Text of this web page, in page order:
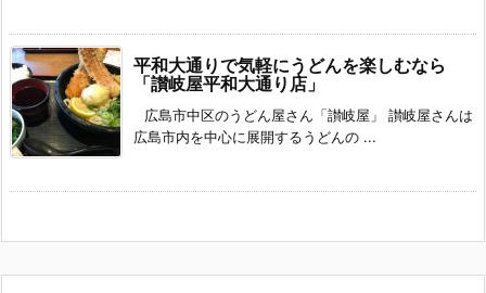
平和大通りで気軽にうどんを楽しむなら
「讃岐屋平和大通り店」
広島市中区のうどん屋さん「讃岐屋」 讃岐屋さんは
広島市内を中心に展開するうどんの ...